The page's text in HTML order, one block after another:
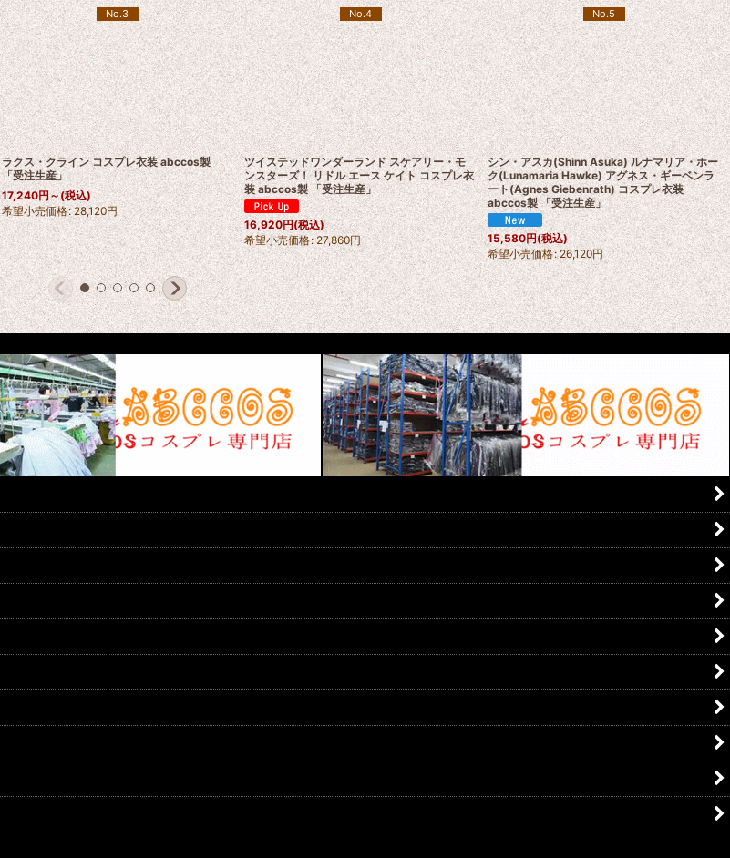
No.3
ラクス・クライン コスプレ衣装 abccos製
「受注生産」
17,240円～(税込)
希望小売価格: 28,120円
No.4
ツイステッドワンダーランド スケアリー・モ
ンスターズ！ リドル エース ケイト コスプレ衣
装 abccos製 「受注生産」
16,920円(税込)
希望小売価格: 27,860円
No.5
シン・アスカ(Shinn Asuka) ルナマリア・ホー
ク(Lunamaria Hawke) アグネス・ギーベンラ
ート(Agnes Giebenrath) コスプレ衣装
abccos製 「受注生産」
15,580円(税込)
希望小売価格: 26,120円